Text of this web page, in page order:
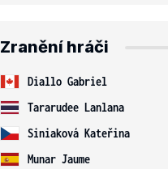
Zranění hráči
Diallo Gabriel
Tararudee Lanlana
Siniaková Kateřina
Munar Jaume